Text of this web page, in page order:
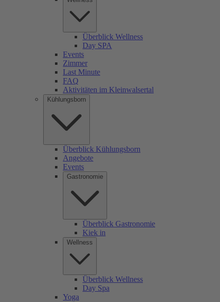
Überblick Wellness
Day SPA
Events
Zimmer
Last Minute
FAQ
Aktivitäten im Kleinwalsertal
Kühlungsborn
Überblick Kühlungsborn
Angebote
Events
Gastronomie
Überblick Gastronomie
Kiek in
Wellness
Überblick Wellness
Day Spa
Yoga